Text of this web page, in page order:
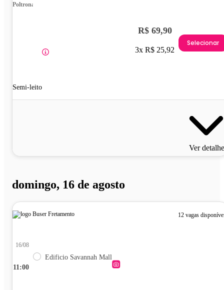
Poltrona
Semi-leito
R$ 69,90
3x R$ 25,92
Selecionar
Ver
domingo, 16 de agosto
12 vagas
11:00
16/08
Edificio Savannah Mall